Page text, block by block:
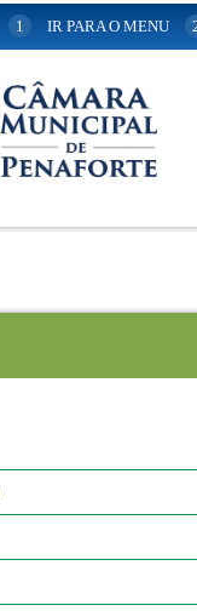
1 IR PARA O MENU